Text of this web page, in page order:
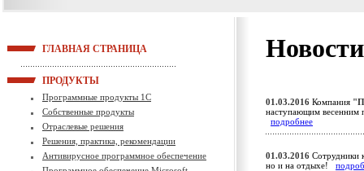
ГЛАВНАЯ СТРАНИЦА
ПРОДУКТЫ
Программные продукты 1С
Собственные продукты
Отраслевые решения
Решения, практика, рекомендации
Антивирусное программное обеспечение
01.03.2016 Компания
наступающим
подробнее
01.03.2016 Сотрудники
но и на отдыхе!